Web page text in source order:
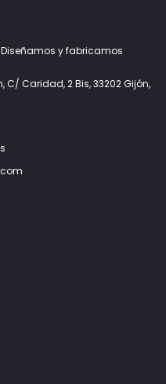
y fabricamos
C/ Caridad, 2 Bis, 33202 Gijón,